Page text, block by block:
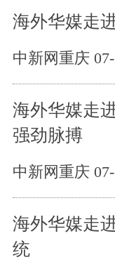
海外华媒走
中新网重庆
海外华媒走
强劲脉搏
中新网重庆
海外华媒走
统